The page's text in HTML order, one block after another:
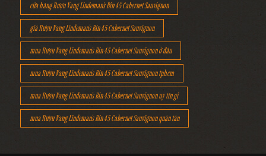
cửa hàng Rượu Vang Lindeman's Bin 45 Cabernet Sauvignon
giá Rượu Vang Lindeman's Bin 45 Cabernet Sauvignon
mua Rượu Vang Lindeman's Bin 45 Cabernet Sauvignon ở đâu
mua Rượu Vang Lindeman's Bin 45 Cabernet Sauvignon tphcm
mua Rượu Vang Lindeman's Bin 45 Cabernet Sauvignon uy tín gi
mua Rượu Vang Lindeman's Bin 45 Cabernet Sauvignon quận tân